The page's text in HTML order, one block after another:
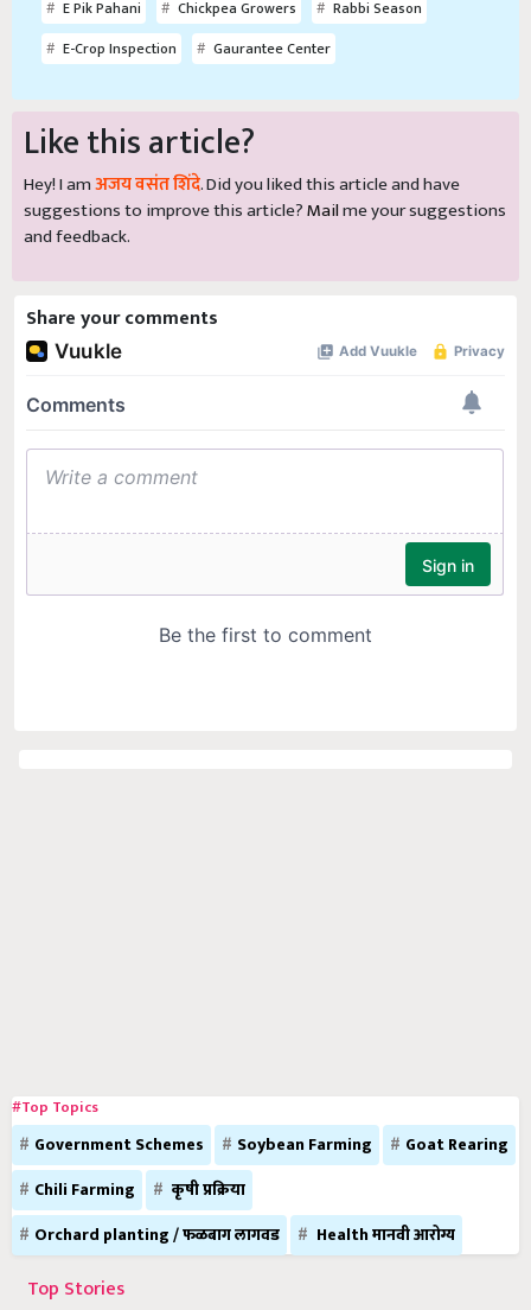
E-Crop Inspection Gaurantee Center
Like this article?
Hey! I amअजय वसंत शिंदे . Did you liked this article and have
suggestions to improve this article?Mailme your suggestions
and feedback.
Government Schemes Soybean Farming
Goat Rearing
Chili Farming
कृषी प्रक्रिया
Orchard planting / फळबाग लागवड
Health मानवी आरोग्य
Top Stories